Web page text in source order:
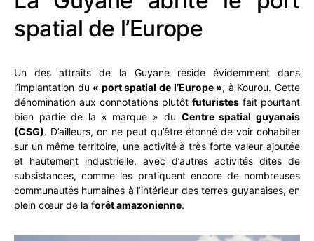
spatial de l’Europe
Un des attraits de la Guyane réside évidemment dans
l’implantation du « port spatial de l’Europe », à Kourou. Cette
dénomination aux connotations plutôt futuristes fait pourtant
bien partie de la « marque » du Centre spatial guyanais
(CSG). D’ailleurs, on ne peut qu’être étonné de voir cohabiter
sur un même territoire, une activité à très forte valeur ajoutée
et hautement industrielle, avec d’autres activités dites de
subsistances, comme les pratiquent encore de nombreuses
communautés humaines à l’intérieur des terres guyanaises, en
plein cœur de la forêt amazonienne.